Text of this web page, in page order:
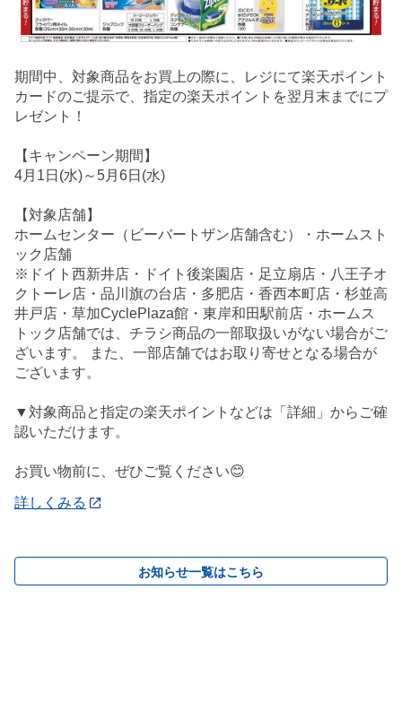
期間中、対象商品をお買上の際に、レジにて楽天ポイント
カードのご提示で、指定の楽天ポイントを翌月末までにプ
レゼント！
【キャンペーン期間】
4月1日(水)～5月6日(水)
【対象店舗】
ホームセンター（ビーバートザン店舗含む）・ホームスト
ック店舗
※ドイト西新井店・ドイト後楽園店・足立扇店・八王子オ
クトーレ店・品川旗の台店・多肥店・香西本町店・杉並高
井戸店・草加CyclePlaza館・東岸和田駅前店・ホームス
トック店舗では、チラシ商品の一部取扱いがない場合がご
ざいます。 また、一部店舗ではお取り寄せとなる場合が
ございます。
▼対象商品と指定の楽天ポイントなどは「詳細」からご確
認いただけます。
お買い物前に、ぜひご覧ください😊
詳しくみる
お知らせ一覧はこちら